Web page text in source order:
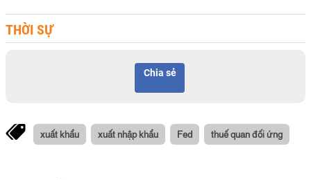
THỜI SỰ
Chia sẻ
xuất khẩu xuất nhập khẩu Fed thuế quan đối ứng